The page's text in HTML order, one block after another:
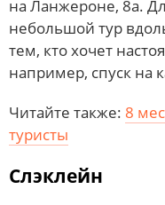
на Ланжероне, 8а.
небольшой тур
тем, кто хочет
например, спуск на
Читайте также: 8
туристы
Слэклейн